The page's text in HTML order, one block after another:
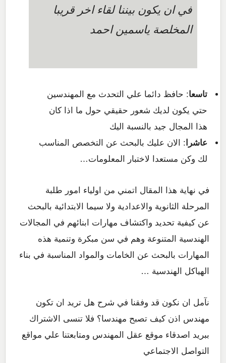
في ان يكون بيننا لقاء اخر قريبا
المخلصة ياسمين احمد
تاسعا: حافظ دائما علي التحدث مع المهندسين
حتي يكون لديك شعور حقيقي حول ما اذا كان
هذا المجال جيد بالنسبة اليك
عاشرا : الان عليك بالبحث عن التخصص المناسب
لك وكن مستعدا لاختبار المعلومات…
في نهاية هذا المقال اتمني من اولياء امور طلبة
المرحلة الثانوية والاعدادية ولا سيما الابتدائية بالبحث
عن كيفية تحديد واكتشاف مهارات ابنائهم في المجالات
الهندسية المتنوعة وهم في سن مبكرة وتنمية هذه
المهارات بالبحث عن الخامات والمواد المناسبة في بناء
الهياكل الهندسية …
نآمل ان نكون قد وفقنا في شرح هل تريد ان تكون
مهندس اذن كيف تصبح مهندسا؟ فلا تنسى الاشتراك
ببريد اصدقاء موقع عقل المهندس ومتابعتنا علي مواقع
التواصل الاجتماعي